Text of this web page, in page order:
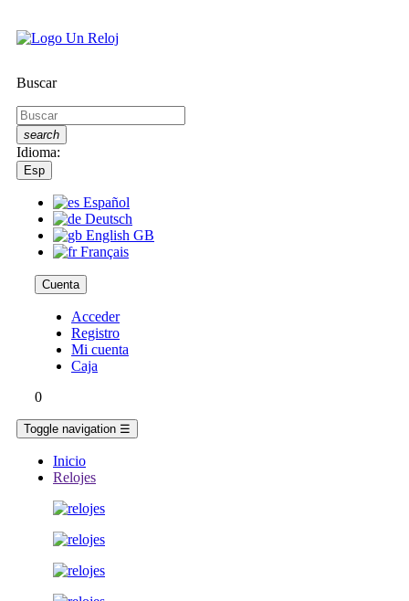
Buscar
search
Idioma:
Esp
Español
Deutsch
English GB
Français
Cuenta
Acceder
Registro
Mi cuenta
Caja
0
Toggle navigation ☰
Inicio
Relojes